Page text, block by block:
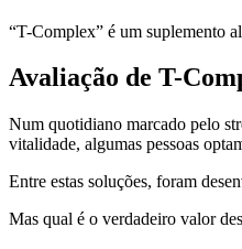
“T-Complex” é um suplemento
Avaliação de T-
Num quotidiano marcado pelo
vitalidade, algumas pessoas
Entre estas soluções, foram
Mas qual é o verdadeiro valor